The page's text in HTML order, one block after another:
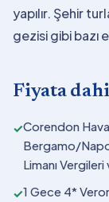
yapılır. Şehir
gezisi gibi bazı
Fiyata
✓Corendon
Bergamo/
Limanı
✓1 Gece 4*